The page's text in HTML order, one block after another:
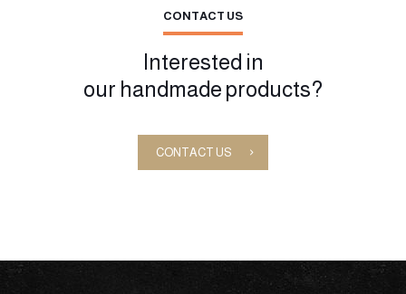
CONTACT US
Interested in
our handmade products?
CONTACT US